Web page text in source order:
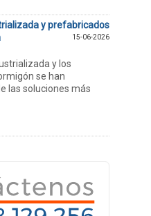
y prefabricados
15-06-2026
y los
se han
las soluciones más